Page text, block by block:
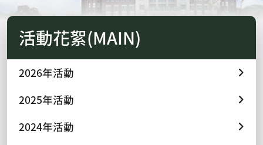
活動花絮(MAIN)
2026年活動
2025年活動
2024年活動